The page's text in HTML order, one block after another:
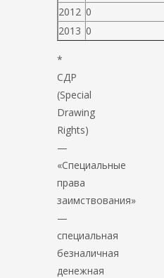
2012 0
2013 0
*
СДР
(Special
Drawing
Rights)
—
«Специальные
права
заимствования»
—
специальная
безналичная
денежная